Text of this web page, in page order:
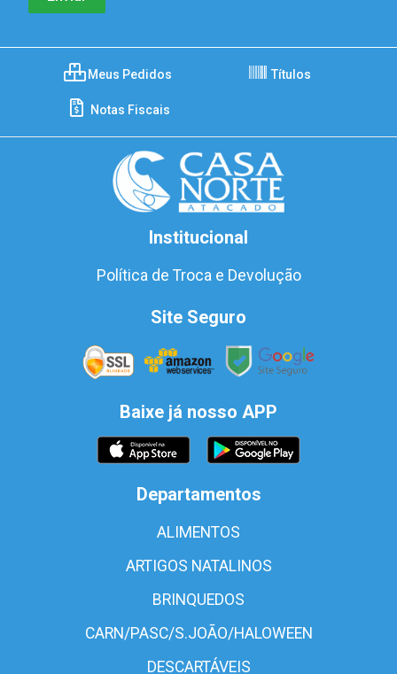
Meus Pedidos Títulos
Notas Fiscais
Institucional
Política de Troca e Devolução
Site Seguro
Baixe já nosso APP
Departamentos
ALIMENTOS
ARTIGOS NATALINOS
BRINQUEDOS
CARN/PASC/S.JOÃO/HALOWEEN
DESCARTÁVEIS